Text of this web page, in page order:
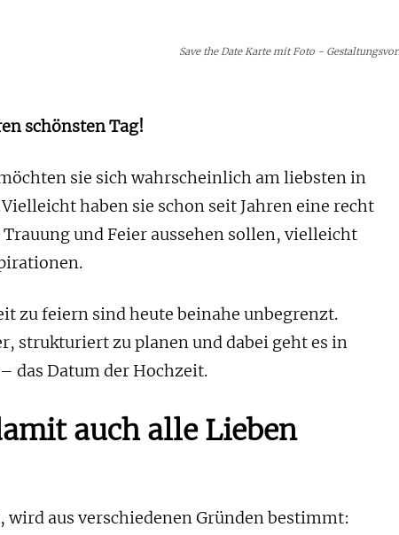
Save the Date Karte mit Foto -
schönsten Tag!
sie sich wahrscheinlich am liebsten in
haben sie schon seit Jahren eine recht
und Feier aussehen sollen, vielleicht
zu feiern sind heute beinahe unbegrenzt.
strukturiert zu planen und dabei geht es in
das Datum der Hochzeit.
auch alle Lieben
wird aus verschiedenen Gründen bestimmt: